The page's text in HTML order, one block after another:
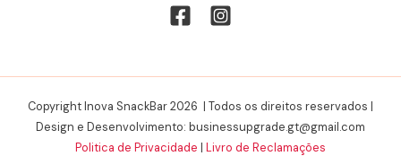
Copyright Inova SnackBar 2026 | Todos os direitos reservados |
Design e Desenvolvimento: businessupgrade.gt@gmail.com
Politica de Privacidade | Livro de Reclamações